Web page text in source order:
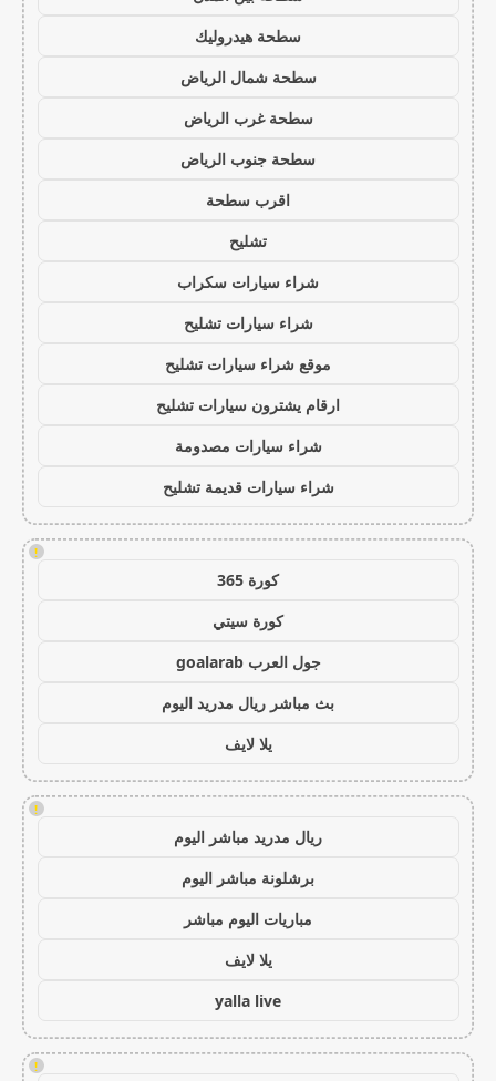
سطحة هيدروليك
سطحة شمال الرياض
سطحة غرب الرياض
سطحة جنوب الرياض
اقرب سطحة
تشليح
شراء سيارات سكراب
شراء سيارات تشليح
موقع شراء سيارات تشليح
ارقام يشترون سيارات تشليح
شراء سيارات مصدومة
شراء سيارات قديمة تشليح
!
كورة 365
كورة سيتي
جول العرب goalarab
بث مباشر ريال مدريد اليوم
يلا لايف
!
ريال مدريد مباشر اليوم
برشلونة مباشر اليوم
مباريات اليوم مباشر
يلا لايف
yalla live
!